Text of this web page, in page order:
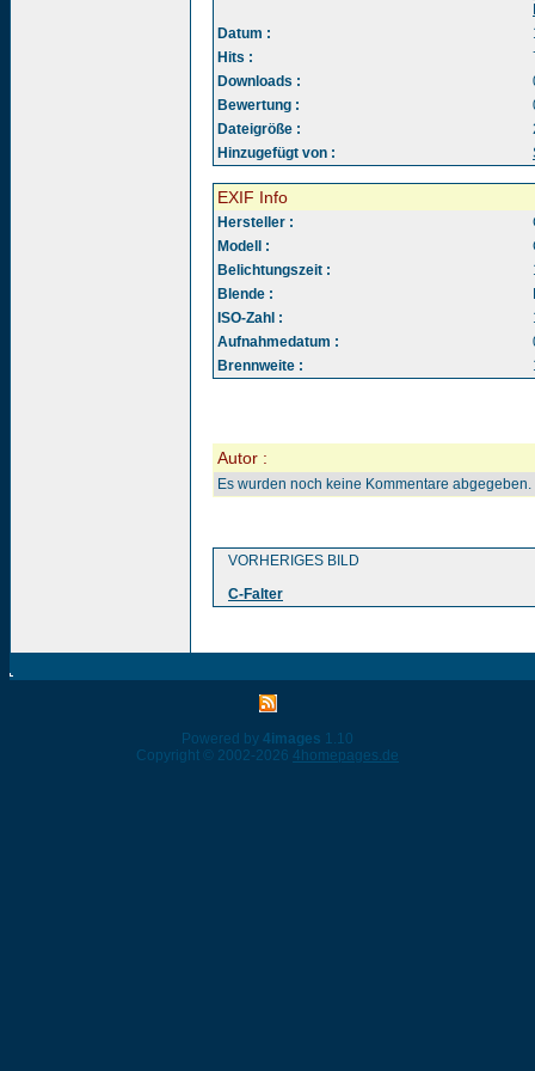
Datum :
Hits :
Downloads :
Bewertung :
Dateigröße :
Hinzugefügt von :
EXIF Info
Hersteller :
Modell :
Belichtungszeit :
Blende :
ISO-Zahl :
Aufnahmedatum :
Brennweite :
Autor :
Es wurden noch keine Kommentare abgegeben.
VORHERIGES BILD
C-Falter
Powered by 4images 1.10
Copyright © 2002-2026 4homepages.de